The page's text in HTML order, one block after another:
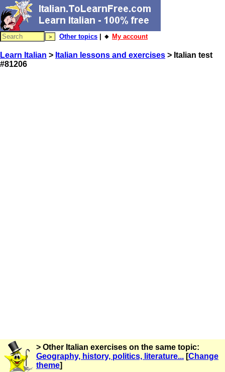
Other topics | 🔸 My account
Learn Italian > Italian lessons and exercises > Italian test
#81206
> Other Italian exercises on the same topic:
Geography, history, politics, literature... [Change
theme]